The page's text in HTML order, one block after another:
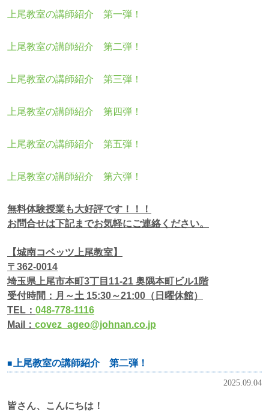
上尾教室の講師紹介 第一弾！
上尾教室の講師紹介 第二弾！
上尾教室の講師紹介 第三弾！
上尾教室の講師紹介 第四弾！
上尾教室の講師紹介 第五弾！
上尾教室の講師紹介 第六弾！
無料体験授業も大好評です！！！
お問合せは下記までお気軽にご連絡ください。
【城南コベッツ上尾教室】
〒362-0014
埼玉県上尾市本町3丁目11-21 奥隅本町ビル1階
受付時間：月～土 15:30～21:00（日曜休館）
TEL： 048-778-1116
Mail： covez_ageo@johnan.co.jp
上尾教室の講師紹介 第二弾！
2025.09.04
皆さん、こんにちは！